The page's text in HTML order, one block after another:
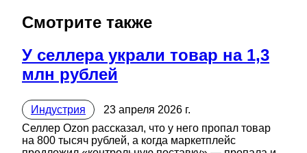
Смотрите также
У селлера украли товар на 1,3
млн рублей
Индустрия
23 апреля 2026 г.
Селлер Ozon рассказал, что у него пропал товар
на 800 тысяч рублей, а когда маркетплейс